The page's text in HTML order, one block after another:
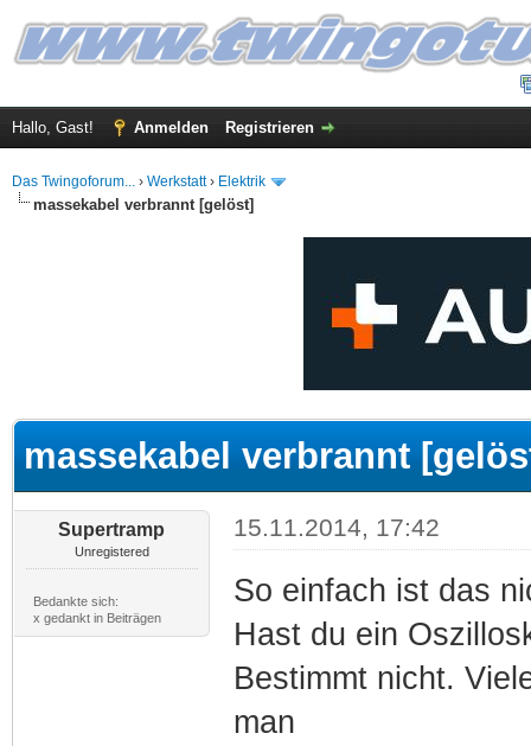
Hallo, Gast! Anmelden Registrieren
Das Twingoforum... › Werkstatt› Elektrik
massekabel verbrannt [gelöst]
massekabel verbrannt
Supertramp
Unregistered
Bedankte sich:
x gedankt in Beiträgen
15.11.2014, 17:42
So einfach ist das
Hast du ein
Bestimmt nicht.
man